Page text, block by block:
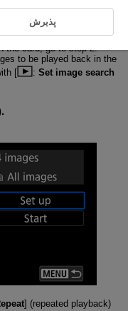
back.
the card, go to step 2.
to be played back in the
[
: Set image search
] (repeated playback)
پذیرش